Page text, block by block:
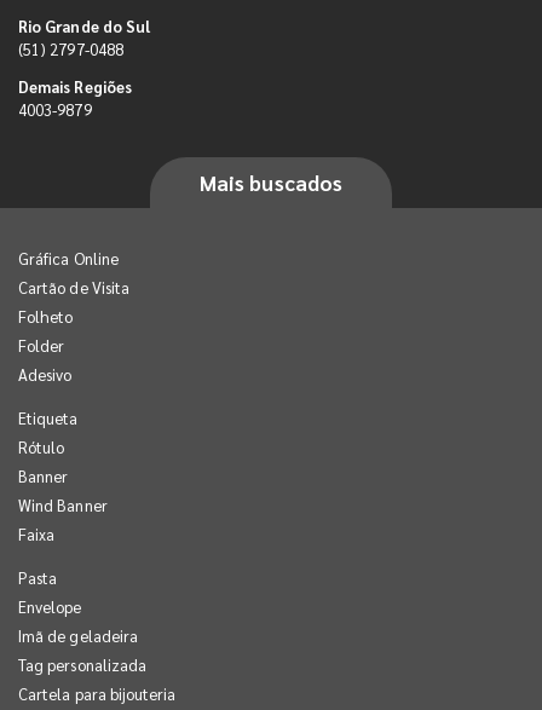
Rio Grande do Sul
(51) 2797-0488
Demais Regiões
4003-9879
Mais buscados
Gráfica Online
Cartão de Visita
Folheto
Folder
Adesivo
Etiqueta
Rótulo
Banner
Wind Banner
Faixa
Pasta
Envelope
Imã de geladeira
Tag personalizada
Cartela para bijouteria